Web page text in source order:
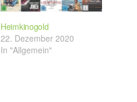
Heimkinogold
22. Dezember 2020
In "Allgemein"